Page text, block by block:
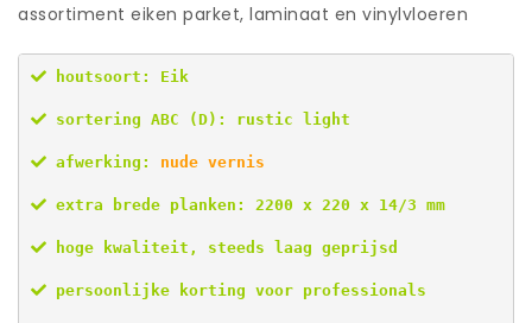
assortiment eiken parket, laminaat en vinylvloeren
houtsoort: Eik
sortering ABC (D): rustic light
afwerking: nude vernis
extra brede planken: 2200 x 220 x 14/3 mm
hoge kwaliteit, steeds laag geprijsd
persoonlijke korting voor professionals